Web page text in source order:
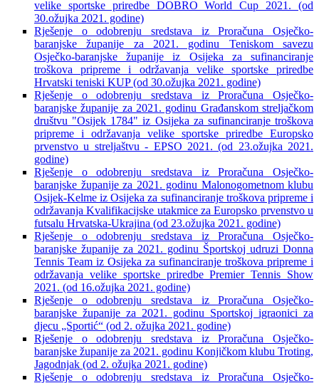
velike sportske priredbe DOBRO World Cup 2021. (od
30.ožujka 2021. godine)
Rješenje o odobrenju sredstava iz Proračuna Osječko-
baranjske županije za 2021. godinu Teniskom savezu
Osječko-baranjske županije iz Osijeka za sufinanciranje
troškova pripreme i održavanja velike sportske priredbe
Hrvatski teniski KUP (od 30.ožujka 2021. godine)
Rješenje o odobrenju sredstava iz Proračuna Osječko-
baranjske županije za 2021. godinu Građanskom streljačkom
društvu "Osijek 1784" iz Osijeka za sufinanciranje troškova
pripreme i održavanja velike sportske priredbe Europsko
prvenstvo u streljaštvu - EPSO 2021. (od 23.ožujka 2021.
godine)
Rješenje o odobrenju sredstava iz Proračuna Osječko-
baranjske županije za 2021. godinu Malonogometnom klubu
Osijek-Kelme iz Osijeka za sufinanciranje troškova pripreme i
održavanja Kvalifikacijske utakmice za Europsko prvenstvo u
futsalu Hrvatska-Ukrajina (od 23.ožujka 2021. godine)
Rješenje o odobrenju sredstava iz Proračuna Osječko-
baranjske županije za 2021. godinu Športskoj udruzi Donna
Tennis Team iz Osijeka za sufinanciranje troškova pripreme i
održavanja velike sportske priredbe Premier Tennis Show
2021. (od 16.ožujka 2021. godine)
Rješenje o odobrenju sredstava iz Proračuna Osječko-
baranjske županije za 2021. godinu Sportskoj igraonici za
djecu „Sportić“ (od 2. ožujka 2021. godine)
Rješenje o odobrenju sredstava iz Proračuna Osječko-
baranjske županije za 2021. godinu Konjičkom klubu Troting,
Jagodnjak (od 2. ožujka 2021. godine)
Rješenje o odobrenju sredstava iz Proračuna Osječko-